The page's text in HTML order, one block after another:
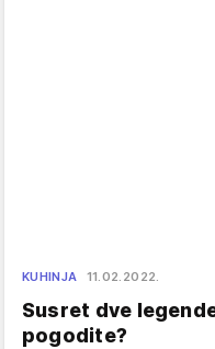
KUHINJA 11.02.2022.
Susret dve
pogodite?